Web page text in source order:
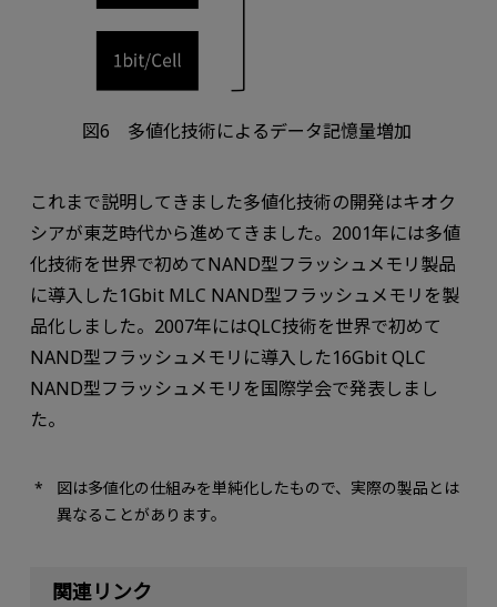
図6 多値化技術によるデータ記憶量増加
これまで説明してきました多値化技術の開発はキオク
シアが東芝時代から進めてきました。2001年には多値
化技術を世界で初めてNAND型フラッシュメモリ製品
に導入した1Gbit MLC NAND型フラッシュメモリを製
品化しました。2007年にはQLC技術を世界で初めて
NAND型フラッシュメモリに導入した16Gbit QLC
NAND型フラッシュメモリを国際学会で発表しまし
た。
図は多値化の仕組みを単純化したもので、実際の製品とは
異なることがあります。
関連リンク